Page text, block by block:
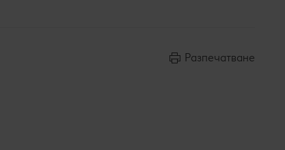
Разпечатване